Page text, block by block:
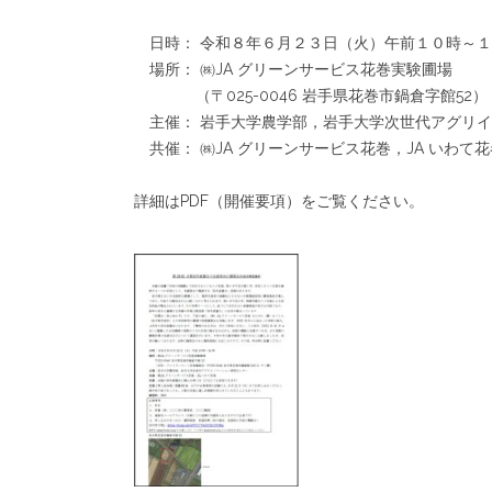
日時： 令和８年６月２３日（火）午前１０時～
場所： ㈱JA グリーンサービス花巻実験圃場
（〒025-0046 岩手県花巻市鍋倉字館52）
主催： 岩手大学農学部，岩手大学次世代アグリ
共催： ㈱JA グリーンサービス花巻，JA いわて花
詳細はPDF（開催要項）をご覧ください。